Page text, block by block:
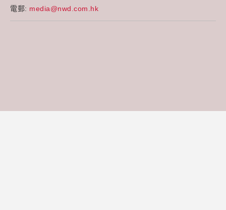
電郵: media@nwd.com.hk